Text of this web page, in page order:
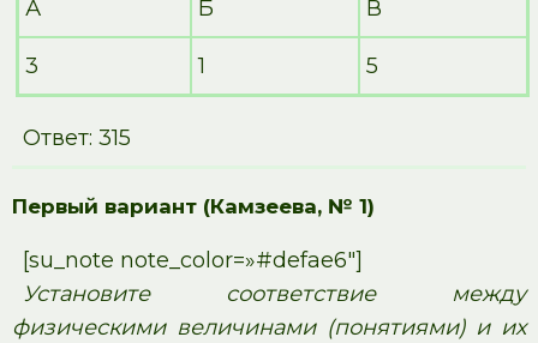
А Б В
3 1 5
Ответ: 315
Первый вариант (Камзеева, № 1)
[su_note note_color=»#defae6″]
Установите соответствие между
физическими величинами (понятиями) и их